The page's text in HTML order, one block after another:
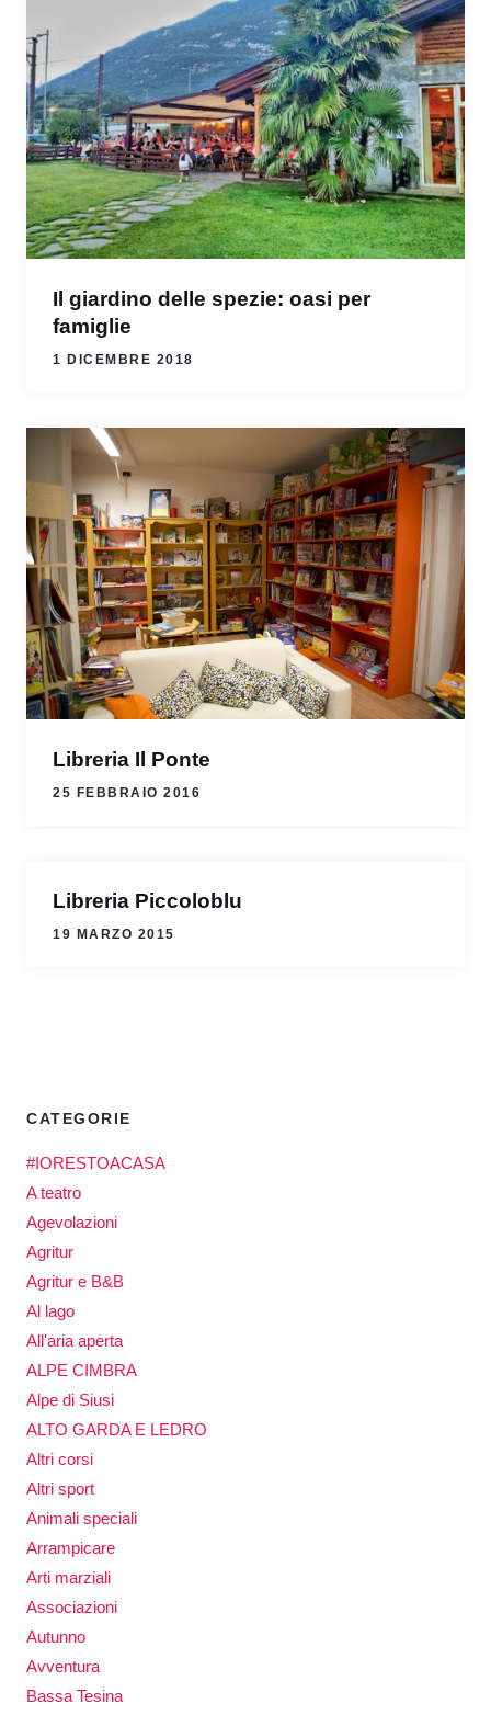
Il giardino delle spezie: oasi per
famiglie
1 DICEMBRE 2018
Libreria Il Ponte
25 FEBBRAIO 2016
Libreria Piccoloblu
19 MARZO 2015
CATEGORIE
#IORESTOACASA
A teatro
Agevolazioni
Agritur
Agritur e B&B
Al lago
All'aria aperta
ALPE CIMBRA
Alpe di Siusi
ALTO GARDA E LEDRO
Altri corsi
Altri sport
Animali speciali
Arrampicare
Arti marziali
Associazioni
Autunno
Avventura
Bassa Tesina